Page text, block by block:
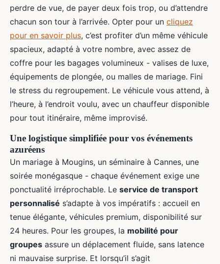
perdre de vue, de payer deux fois trop, ou d’attendre
chacun son tour à l’arrivée. Opter pour un cliquez
pour en savoir plus, c’est profiter d’un même véhicule
spacieux, adapté à votre nombre, avec assez de
coffre pour les bagages volumineux - valises de luxe,
équipements de plongée, ou malles de mariage. Fini
le stress du regroupement. Le véhicule vous attend, à
l’heure, à l’endroit voulu, avec un chauffeur disponible
pour tout itinéraire, même improvisé.
Une logistique simplifiée pour vos événements
azuréens
Un mariage à Mougins, un séminaire à Cannes, une
soirée monégasque - chaque événement exige une
ponctualité irréprochable. Le service de transport
personnalisé s’adapte à vos impératifs : accueil en
tenue élégante, véhicules premium, disponibilité sur
24 heures. Pour les groupes, la mobilité pour
groupes assure un déplacement fluide, sans latence
ni mauvaise surprise. Et lorsqu’il s’agit